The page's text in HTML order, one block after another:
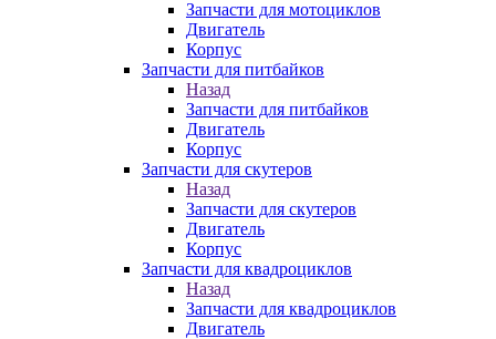
Запчасти для мотоциклов
Двигатель
Корпус
Запчасти для питбайков
Назад
Запчасти для питбайков
Двигатель
Корпус
Запчасти для скутеров
Назад
Запчасти для скутеров
Двигатель
Корпус
Запчасти для квадроциклов
Назад
Запчасти для квадроциклов
Двигатель